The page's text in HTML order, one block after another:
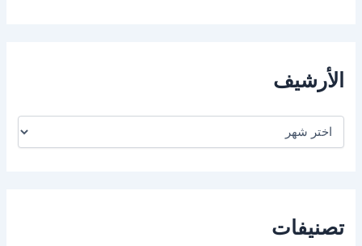
الأرشيف
تصنيفات